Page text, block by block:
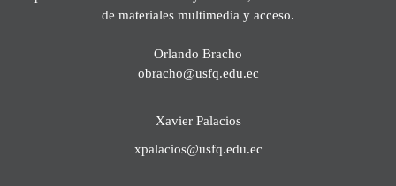
de materiales multimedia y acceso.
Orlando Bracho
obracho@usfq.edu.ec
Xavier Palacios
xpalacios@usfq.edu.ec